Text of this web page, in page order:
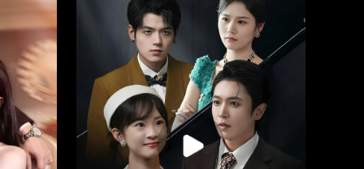
mga
hindi nakita. Kalaunan, isang
kasunduan ng pamilya ang
nagtulak sa kanila sa isang 100-
araw na kasal. Habang hinahanap
ni Dominic ang kanyang
tagapagligtas, unti-unti siyang
nahulog kay Natalie—ngunit
nagsimulang magduda nang
nabunyag ang kanyang mga lihim